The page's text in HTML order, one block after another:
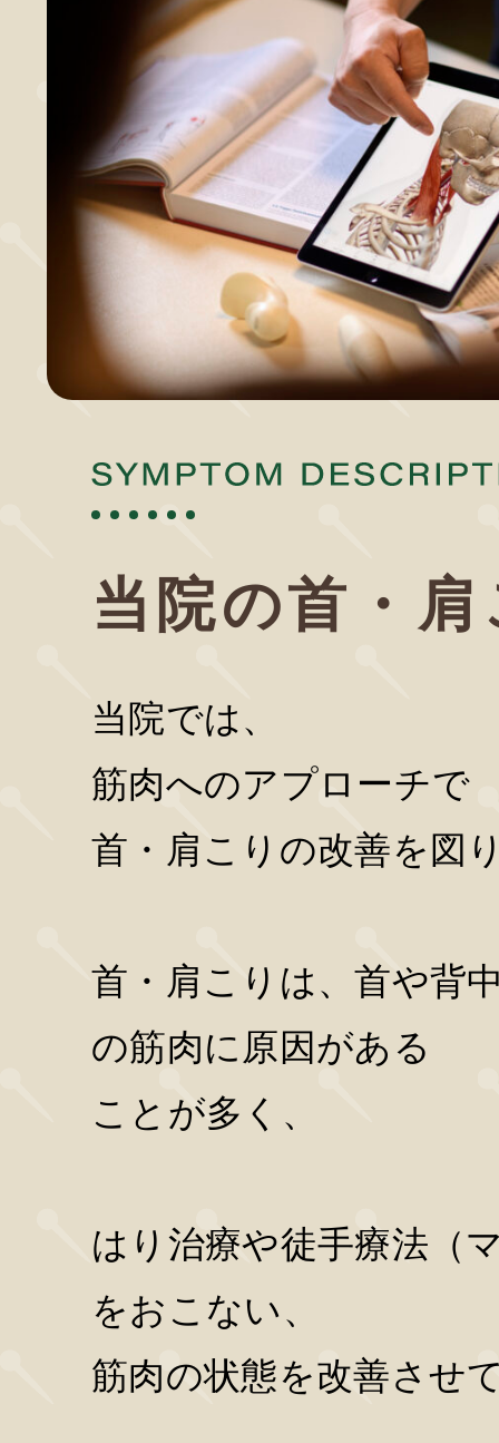
当院の首・
当院では、
筋肉へのアプローチで
首・肩こりの改善を図
首・肩こりは、首や背
の筋肉に原因がある
ことが多く、
はり治療や徒手療法（
をおこない、
筋肉の状態を改善させ